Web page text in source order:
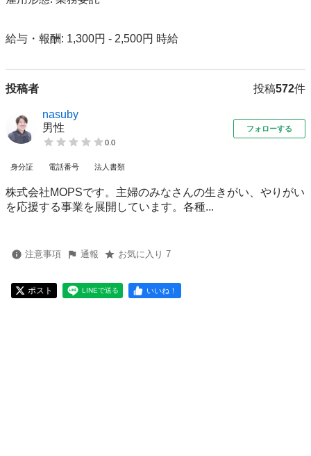
給与・報酬: 1,300円 - 2,500円 時給
投稿者 投稿572件
nasuby
男性
0.0
フォローする
身分証 電話番号 法人書類
株式会社MOPSです。主婦のみなさんの生きがい、やりがい
を応援する事業を展開しています。各種...
注意事項 通報 お気に入り 7
ポスト LINEで送る いいね！